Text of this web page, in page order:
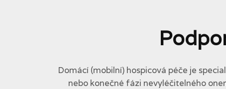
Domácí (mobilní) hospicová péče je
nebo konečné fázi nevyléčitelného